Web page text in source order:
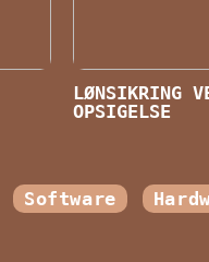
LØNSIKRING
OPSIGELSE
Software